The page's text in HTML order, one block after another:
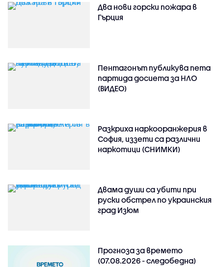
Два нови горски пожара в
Гърция
Пентагонът публикува пета
партида досиета за НЛО
(ВИДЕО)
Разкриха наркооранжерия в
София, иззети са различни
наркотици (СНИМКИ)
Двама души са убити при
руски обстрeл по украинския
град Изюм
Прогноза за времето
(07.08.2026 - следобедна)